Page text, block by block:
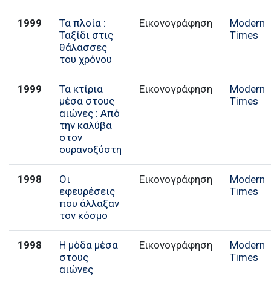
1999
Τα πλοία :
Ταξίδι στις
θάλασσες
του χρόνου
Εικονογράφηση
Modern
Times
1999
Τα κτίρια
μέσα στους
αιώνες : Από
την καλύβα
στον
ουρανοξύστη
Εικονογράφηση
Modern
Times
1998
Οι
εφευρέσεις
που άλλαξαν
τον κόσμο
Εικονογράφηση
Modern
Times
1998
Η μόδα μέσα
στους
αιώνες
Εικονογράφηση
Modern
Times